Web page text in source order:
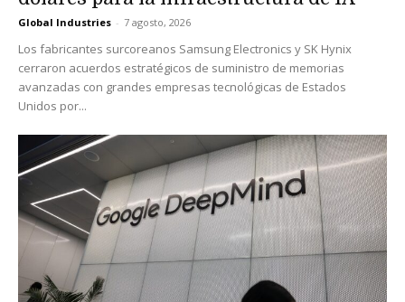
Global Industries - 7 agosto, 2026
Los fabricantes surcoreanos Samsung Electronics y SK Hynix
cerraron acuerdos estratégicos de suministro de memorias
avanzadas con grandes empresas tecnológicas de Estados
Unidos por...